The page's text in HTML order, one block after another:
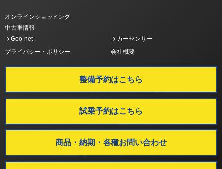
オンラインショッピング
中古車情報
Goo-net
カーセンサー
プライバシー・ポリシー
会社概要
整備予約はこちら
試乗予約はこちら
商品・納期・各種お問い合わせ